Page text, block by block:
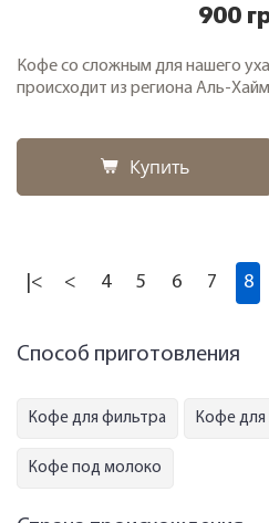
900
Кофе со сложным для нашего
происходит из региона Аль-
Купить
|< < 4 5 6 7 8
Способ приготовления
Кофе для фильтра Кофе для
Кофе под молоко